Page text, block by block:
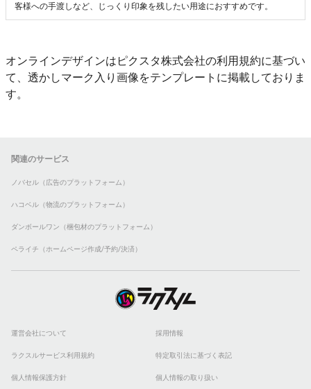
客様への手渡しなど、じっくり印象を残したい用途におすすめです。
オンラインデザインはピクスタ株式会社の利用規約に基づい
て、透かしマーク入り画像をテンプレートに掲載しておりま
す。
関連のサービス
ノバセル（広告のプラットフォーム）
ハコベル（物流のプラットフォーム）
ダンボールワン（梱包材のプラットフォーム）
ペライチ（ホームページ作成/予約/決済）
運営会社について 採用情報
ラクスルサービス利用規約 特定取引法に基づく表記
個人情報保護方針 個人情報の取り扱い